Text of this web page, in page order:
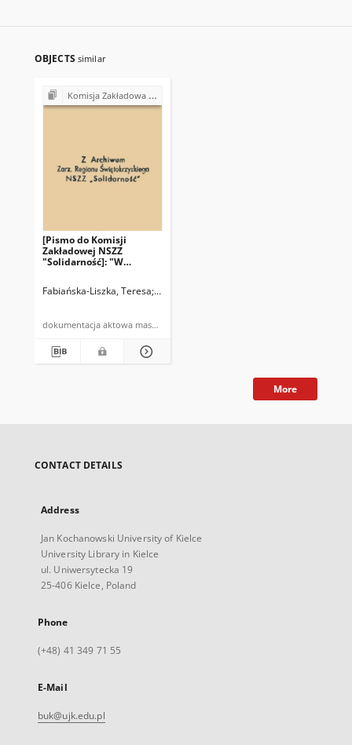
OBJECTS similar
Komisja Zakładowa NSZZ "Solidarność" przy Urzędzie Gminy w Bodzentynie
[Pismo do Komisji
Zakładowej NSZZ
"Solidarność]: "W
Związek informuję (…)"
Fabiańska-Liszka, Teresa Naczelnik Gminy Bodzentyn
dokumentacja aktowa maszynopis
More
CONTACT DETAILS
Address
Jan Kochanowski University of Kielce
University Library in Kielce
ul. Uniwersytecka 19
25-406 Kielce, Poland
Phone
(+48) 41 349 71 55
E-Mail
buk@ujk.edu.pl